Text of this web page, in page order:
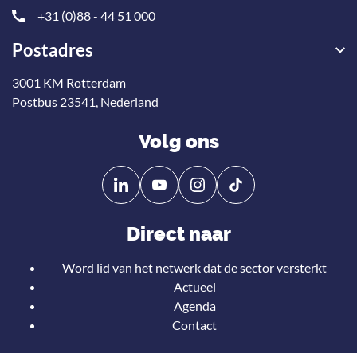
+31 (0)88 - 44 51 000
Postadres
3001 KM Rotterdam
Postbus 23541, Nederland
Volg ons
Volg
ons
Linkedin
Volg
ons
YouTube
Direct naar
Word lid van het netwerk dat de sector versterkt
Actueel
Agenda
Contact